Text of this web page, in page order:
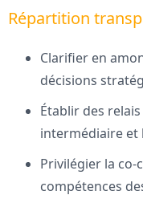
Répartition
Clarifier en
décisions
Établir des
intermédiaire et
Privilégier la
compétences